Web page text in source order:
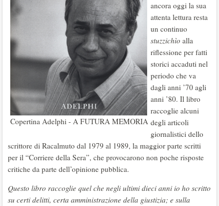
Copertina Adelphi - A FUTURA MEMORIA
ancora oggi la sua
attenta lettura resta
un continuo
stuzzichìo alla
riflessione per fatti
storici accaduti nel
periodo che va
dagli anni ’70 agli
anni ’80. Il libro
raccoglie alcuni
degli articoli
giornalistici dello
scrittore di Racalmuto dal 1979 al 1989, la maggior parte scritti
per il “Corriere della Sera”, che provocarono non poche risposte
critiche da parte dell’opinione pubblica.
Questo libro raccoglie quel che negli ultimi dieci anni io ho scritto
su certi delitti, certa amministrazione della giustizia; e sulla